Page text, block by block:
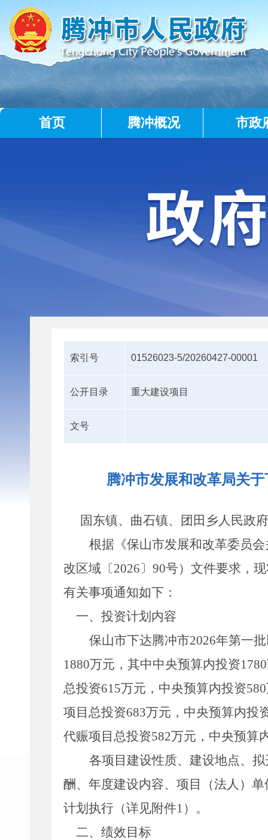
首页 腾冲概况 市政
索引号 01526023-5/20260427-00001
公开目录 重大建设项目
文号
腾冲市发展和改革局关
固东镇、曲石镇、团田乡人民政
根据《保山市发展和改革委员
改区域〔2026〕 90号）文件要求，
有关事项通知如下：
一、投资计划内容
保山市下达腾冲市2026年第一
1880万元，其中中央预算内投资1780
总投资615万元，中央预算内投资580
项目总投资683万元，中央预算内投
代赈项目总投资582万元，中央预算
各项目建设性质、建设地点、
酬、年度建设内容、项目（法人）
计划执行（详见附件1）。
二、绩效目标